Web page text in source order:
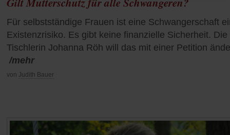
Für selbstständige Frauen ist eine Schwangerschaft
Existenzrisiko. Es gibt keine finanzielle Sicherheit. Die
Tischlerin Johanna Röh will das mit einer Petition
/mehr
von Judith Bauer